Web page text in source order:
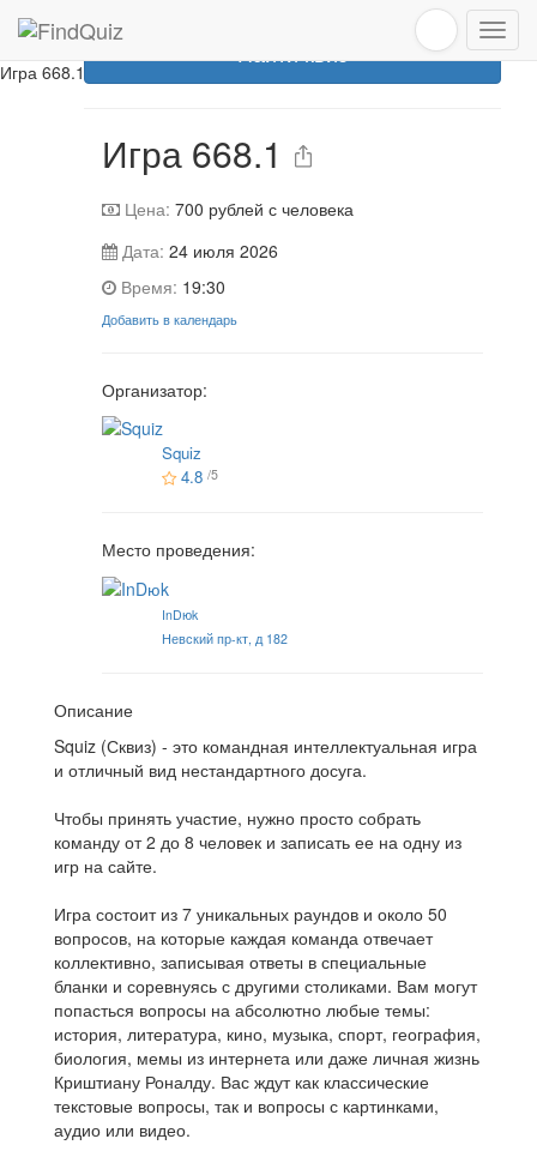
Игра 668.1
Игра 668.1
Цена: 700 рублей с человека
Дата: 24 июля 2026
Время: 19:30
Добавить в календарь
Организатор:
Squiz
4.8 /5
Место проведения:
InDюk
Невский пр-кт, д 182
Описание
Squiz (Сквиз) - это командная интеллектуальная игра
и отличный вид нестандартного досуга.
Чтобы принять участие, нужно просто собрать
команду от 2 до 8 человек и записать ее на одну из
игр на сайте.
Игра состоит из 7 уникальных раундов и около 50
вопросов, на которые каждая команда отвечает
коллективно, записывая ответы в специальные
бланки и соревнуясь с другими столиками. Вам могут
попасться вопросы на абсолютно любые темы:
история, литература, кино, музыка, спорт, география,
биология, мемы из интернета или даже личная жизнь
Криштиану Роналду. Вас ждут как классические
текстовые вопросы, так и вопросы с картинками,
аудио или видео.